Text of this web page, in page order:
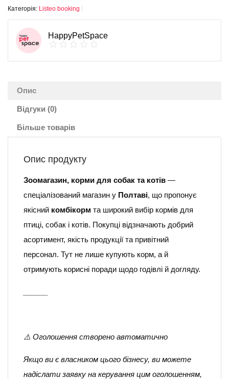
Категорія: Listeo booking
HappyPetSpace
Опис
Відгуки (0)
Більше товарів
Опис продукту
Зоомагазин, корми для собак та котів —
спеціалізований магазин у Полтаві, що пропонує
якісний комбікорм та широкий вибір кормів для
птиці, собак і котів. Покупці відзначають добрий
асортимент, якість продукції та привітний
персонал. Тут не лише купують корм, а й
отримують корисні поради щодо годівлі й догляду.
⚠️ Оголошення створено автоматично
Якщо ви є власником цього бізнесу, ви можете
надіслати заявку на керування цим оголошенням,